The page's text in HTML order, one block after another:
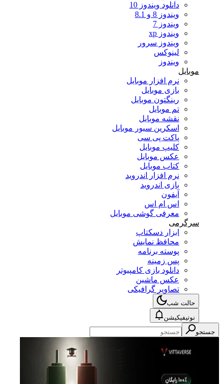
دانلود ویندوز 10
ویندوز 8 و 8.1
ویندوز 7
ویندوز xp
ویندوز سرور
لینوکس
ویندوز
موبایل
نرم افزار موبایل
بازی موبایل
رینگتون موبایل
تم موبایل
نقشه موبایل
اسکرین سیور موبایل
پاکت پی سی
کلیپ موبایل
عکس موبایل
کتاب موبایل
نرم افزار اندروید
بازی اندروید
آیفون
اس ام اس
معرفی گوشی موبایل
سرگرمی
ابزار دسکتاپ
محافظ نمایش
پوسته برنامه
پس زمینه
دانلود بازی کامپیوتر
عکس ماشین
تصاویر گرافیکی
حالت شب
نوتیفیکیشن
جستجو